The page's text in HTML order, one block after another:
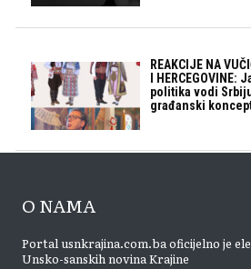
REAKCIJE NA
I
politika vodi
građanski
O NAMA
Portal usnkrajina.com.ba oficijelno je
Unsko-sanskih novina Krajine